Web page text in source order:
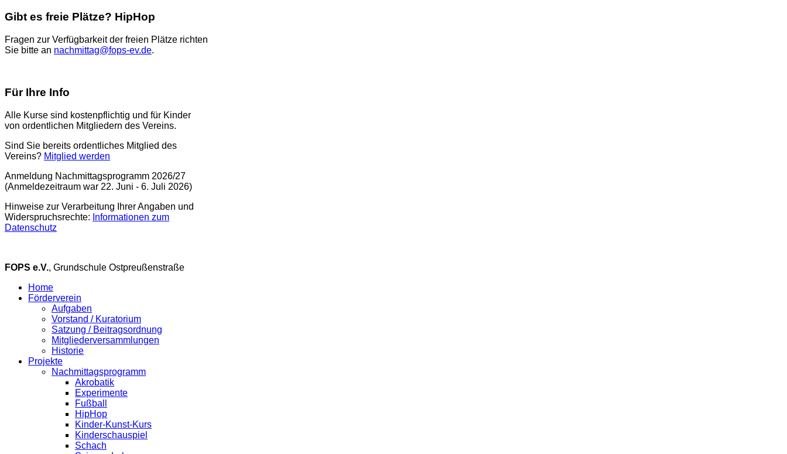
Gibt es freie Plätze? HipHop
Fragen zur Verfügbarkeit der freien Plätze richten
Sie bitte an nachmittag@fops-ev.de.
Für Ihre Info
Alle Kurse sind kostenpflichtig und für Kinder
von ordentlichen Mitgliedern des Vereins.
Sind Sie bereits ordentliches Mitglied des
Vereins? Mitglied werden
Anmeldung Nachmittagsprogramm 2026/27
(Anmeldezeitraum war 22. Juni - 6. Juli 2026)
Hinweise zur Verarbeitung Ihrer Angaben und
Widerspruchsrechte: Informationen zum
Datenschutz
FOPS e.V., Grundschule Ostpreußenstraße
Home
Förderverein
Aufgaben
Vorstand / Kuratorium
Satzung / Beitragsordnung
Mitgliederversammlungen
Historie
Projekte
Nachmittagsprogramm
Akrobatik
Experimente
Fußball
HipHop
Kinder-Kunst-Kurs
Kinderschauspiel
Schach